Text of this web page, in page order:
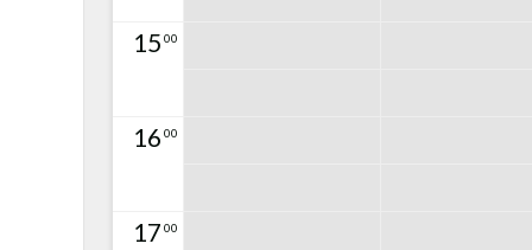
15 00
16 00
17 00